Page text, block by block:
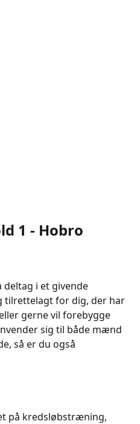
1 - Hobro
deltag i et givende
for dig, der har
gerne vil forebygge
sig til både mænd
så er du også
på kredsløbstræning,